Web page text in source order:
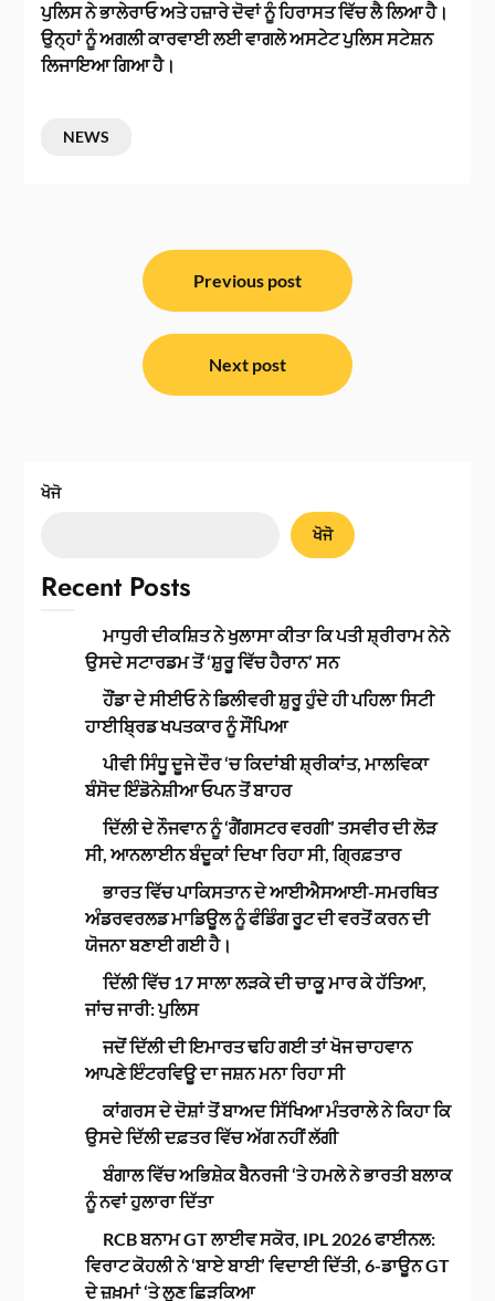
ਪੁਲਿਸ ਨੇ ਭਾਲੇਰਾਓ ਅਤੇ ਹਜ਼ਾਰੇ ਦੋਵਾਂ ਨੂੰ ਹਿਰਾਸਤ ਵਿੱਚ ਲੈ ਲਿਆ ਹੈ।
ਉਨ੍ਹਾਂ ਨੂੰ ਅਗਲੀ ਕਾਰਵਾਈ ਲਈ ਵਾਗਲੇ ਅਸਟੇਟ ਪੁਲਿਸ ਸਟੇਸ਼ਨ
ਲਿਜਾਇਆ ਗਿਆ ਹੈ।
NEWS
Previous post
Next post
ਖੋਜੋ
ਖੋਜੋ
Recent Posts
ਮਾਧੁਰੀ ਦੀਕਸ਼ਿਤ ਨੇ ਖੁਲਾਸਾ ਕੀਤਾ ਕਿ ਪਤੀ ਸ਼੍ਰੀਰਾਮ ਨੇਨੇ
ਉਸਦੇ ਸਟਾਰਡਮ ਤੋਂ ‘ਸ਼ੁਰੂ ਵਿੱਚ ਹੈਰਾਨ’ ਸਨ
ਹੌਂਡਾ ਦੇ ਸੀਈਓ ਨੇ ਡਿਲੀਵਰੀ ਸ਼ੁਰੂ ਹੁੰਦੇ ਹੀ ਪਹਿਲਾ ਸਿਟੀ
ਹਾਈਬ੍ਰਿਡ ਖਪਤਕਾਰ ਨੂੰ ਸੌਂਪਿਆ
ਪੀਵੀ ਸਿੰਧੂ ਦੂਜੇ ਦੌਰ ‘ਚ ਕਿਦਾਂਬੀ ਸ਼੍ਰੀਕਾਂਤ, ਮਾਲਵਿਕਾ
ਬੰਸੋਦ ਇੰਡੋਨੇਸ਼ੀਆ ਓਪਨ ਤੋਂ ਬਾਹਰ
ਦਿੱਲੀ ਦੇ ਨੌਜਵਾਨ ਨੂੰ ‘ਗੈਂਗਸਟਰ ਵਰਗੀ’ ਤਸਵੀਰ ਦੀ ਲੋੜ
ਸੀ, ਆਨਲਾਈਨ ਬੰਦੂਕਾਂ ਦਿਖਾ ਰਿਹਾ ਸੀ, ਗ੍ਰਿਫ਼ਤਾਰ
ਭਾਰਤ ਵਿੱਚ ਪਾਕਿਸਤਾਨ ਦੇ ਆਈਐਸਆਈ-ਸਮਰਥਿਤ
ਅੰਡਰਵਰਲਡ ਮਾਡਿਊਲ ਨੂੰ ਫੰਡਿੰਗ ਰੂਟ ਦੀ ਵਰਤੋਂ ਕਰਨ ਦੀ
ਯੋਜਨਾ ਬਣਾਈ ਗਈ ਹੈ।
ਦਿੱਲੀ ਵਿੱਚ 17 ਸਾਲਾ ਲੜਕੇ ਦੀ ਚਾਕੂ ਮਾਰ ਕੇ ਹੱਤਿਆ,
ਜਾਂਚ ਜਾਰੀ: ਪੁਲਿਸ
ਜਦੋਂ ਦਿੱਲੀ ਦੀ ਇਮਾਰਤ ਢਹਿ ਗਈ ਤਾਂ ਖੋਜ ਚਾਹਵਾਨ
ਆਪਣੇ ਇੰਟਰਵਿਊ ਦਾ ਜਸ਼ਨ ਮਨਾ ਰਿਹਾ ਸੀ
ਕਾਂਗਰਸ ਦੇ ਦੋਸ਼ਾਂ ਤੋਂ ਬਾਅਦ ਸਿੱਖਿਆ ਮੰਤਰਾਲੇ ਨੇ ਕਿਹਾ ਕਿ
ਉਸਦੇ ਦਿੱਲੀ ਦਫ਼ਤਰ ਵਿੱਚ ਅੱਗ ਨਹੀਂ ਲੱਗੀ
ਬੰਗਾਲ ਵਿੱਚ ਅਭਿਸ਼ੇਕ ਬੈਨਰਜੀ ‘ਤੇ ਹਮਲੇ ਨੇ ਭਾਰਤੀ ਬਲਾਕ
ਨੂੰ ਨਵਾਂ ਹੁਲਾਰਾ ਦਿੱਤਾ
RCB ਬਨਾਮ GT ਲਾਈਵ ਸਕੋਰ, IPL 2026 ਫਾਈਨਲ:
ਵਿਰਾਟ ਕੋਹਲੀ ਨੇ ‘ਬਾਏ ਬਾਈ’ ਵਿਦਾਈ ਦਿੱਤੀ, 6-ਡਾਊਨ GT
ਦੇ ਜ਼ਖ਼ਮਾਂ ‘ਤੇ ਲੂਣ ਛਿੜਕਿਆ